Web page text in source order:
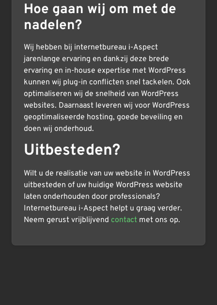
Hoe gaan wij om met de
nadelen?
Wij hebben bij internetbureau i-Aspect
jarenlange ervaring en dankzij deze brede
ervaring en in-house expertise met WordPress
kunnen wij plug-in conflicten snel tackelen. Ook
optimaliseren wij de snelheid van WordPress
websites. Daarnaast leveren wij voor WordPress
geoptimaliseerde hosting, goede beveiling en
doen wij onderhoud.
Uitbesteden?
Wilt u de realisatie van uw website in WordPress
uitbesteden of uw huidige WordPress website
laten onderhouden door professionals?
Internetbureau i-Aspect helpt u graag verder.
Neem gerust vrijblijvend contact met ons op.